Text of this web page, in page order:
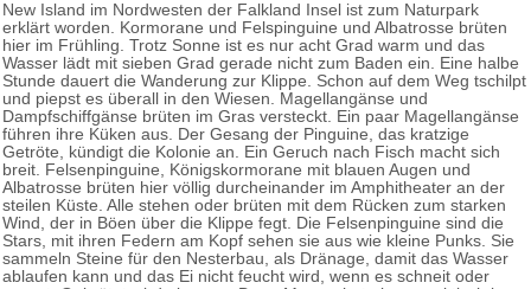
New Island im Nordwesten der Falkland Insel ist zum Naturpark
erklärt worden. Kormorane und Felspinguine und Albatrosse brüten
hier im Frühling. Trotz Sonne ist es nur acht Grad warm und das
Wasser lädt mit sieben Grad gerade nicht zum Baden ein. Eine halbe
Stunde dauert die Wanderung zur Klippe. Schon auf dem Weg tschilpt
und piepst es überall in den Wiesen. Magellangänse und
Dampfschiffgänse brüten im Gras versteckt. Ein paar Magellangänse
führen ihre Küken aus. Der Gesang der Pinguine, das kratzige
Getröte, kündigt die Kolonie an. Ein Geruch nach Fisch macht sich
breit. Felsenpinguine, Königskormorane mit blauen Augen und
Albatrosse brüten hier völlig durcheinander im Amphitheater an der
steilen Küste. Alle stehen oder brüten mit dem Rücken zum starken
Wind, der in Böen über die Klippe fegt. Die Felsenpinguine sind die
Stars, mit ihren Federn am Kopf sehen sie aus wie kleine Punks. Sie
sammeln Steine für den Nesterbau, als Dränage, damit das Wasser
ablaufen kann und das Ei nicht feucht wird, wenn es schneit oder